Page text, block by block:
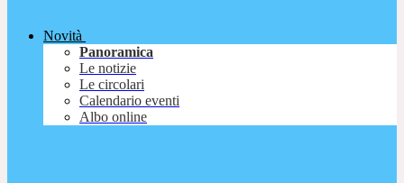
Novità
Panoramica
Le notizie
Le circolari
Calendario eventi
Albo online